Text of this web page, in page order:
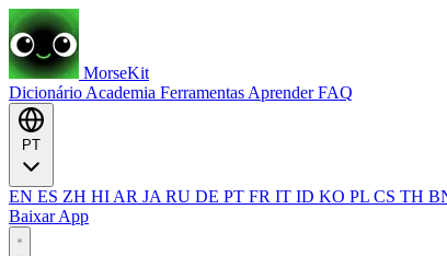
MorseKit
Dicionário Academia Ferramentas AprenderFAQ
EN ES ZH HI AR JA RU DE PT FR IT ID KO PL CS TH
Baixar App